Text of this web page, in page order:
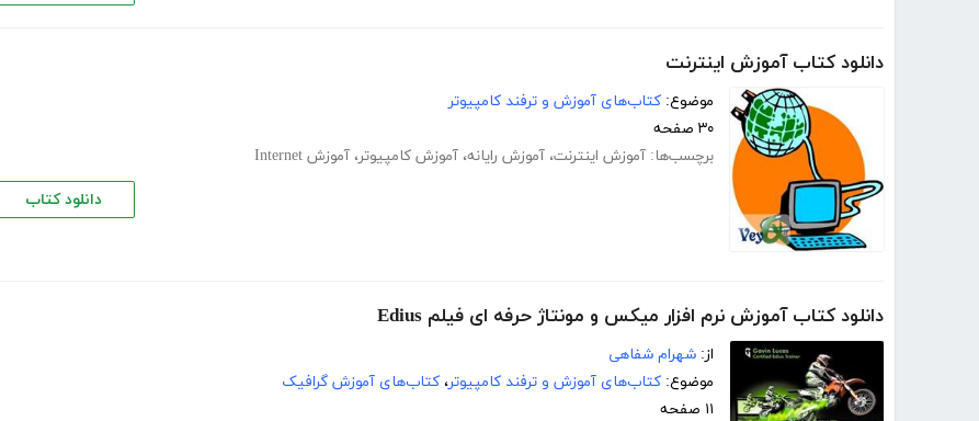
دانلود کتاب آموزش اینترنت
موضوع: کتاب‌های آموزش و ترفند کامپیوتر
۳۰ صفحه
برچسب‌ها: آموزش اینترنت، آموزش رایانه، آموزش کامپیوتر، آموزش Internet
دانلود کتاب
دانلود کتاب آموزش نرم افزار میکس و مونتاژ حرفه ای فیلم Edius
از: شهرام شفاهی
موضوع: کتاب‌های آموزش و ترفند کامپیوتر، کتاب‌های آموزش گرافیک
۱۱ صفحه